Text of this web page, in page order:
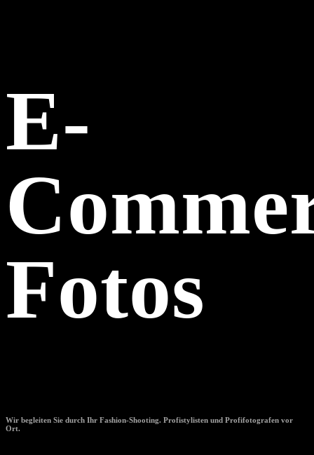
E-
Fotos
Wir begleiten Sie durch Ihr Fashion-Shooting. Profistylisten und Profifotografen vor
Ort.